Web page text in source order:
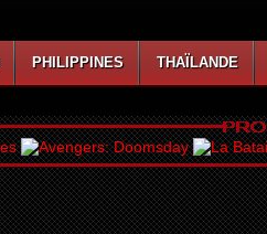
PHILIPPINES THAÏLANDE